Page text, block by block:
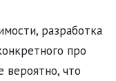
разработка
про
вероятно, что